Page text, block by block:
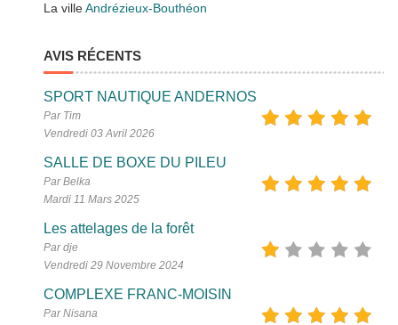
La villeAndrézieux-Bouthéon
AVIS RÉCENTS
SPORT NAUTIQUE ANDERNOS
Par Tim
Vendredi 03 Avril 2026
SALLE DE BOXE DU PILEU
Par Belka
Mardi 11 Mars 2025
Les attelages de la forêt
Par dje
Vendredi 29 Novembre 2024
COMPLEXE FRANC-MOISIN
Par Nisana